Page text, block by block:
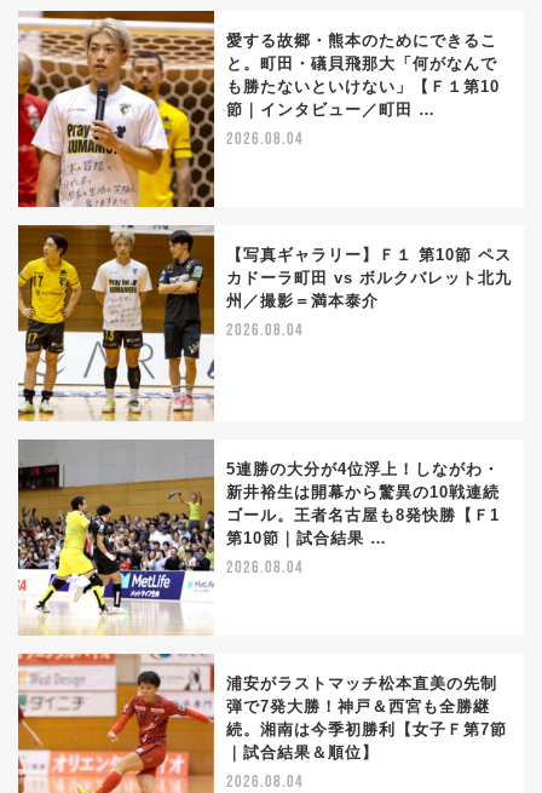
愛する故郷・熊本のためにできるこ
と。町田・礒貝飛那大「何がなんで
も勝たないといけない」【Ｆ１第10
節｜インタビュー／町田 …
2026.08.04
【写真ギャラリー】Ｆ１ 第10節 ペス
カドーラ町田 vs ボルクバレット北九
州／撮影＝満本泰介
2026.08.04
5連勝の大分が4位浮上！しながわ・
新井裕生は開幕から驚異の10戦連続
ゴール。王者名古屋も8発快勝【Ｆ1
第10節｜試合結果 …
2026.08.04
浦安がラストマッチ松本直美の先制
弾で7発大勝！神戸＆西宮も全勝継
続。湘南は今季初勝利【女子Ｆ第7節
｜試合結果＆順位】
2026.08.04